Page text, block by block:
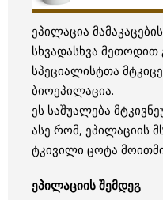
ეპილაცია
სხვადასხვა
სპეციალისტთა
ბიოეპილაცია.
ეს საშუალება
ასე რომ, ეპილაციის
ტკივილი ცოტა
ეპილაციის შემდეგ